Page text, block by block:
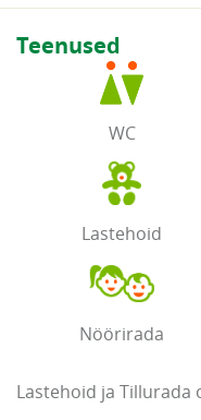
Teenused
WC
Lastehoid
Nöörirada
Lastehoid ja Tillurada